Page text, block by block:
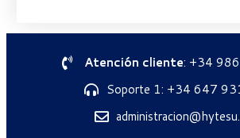
Atención cliente: +34
Soporte 1: +34 647